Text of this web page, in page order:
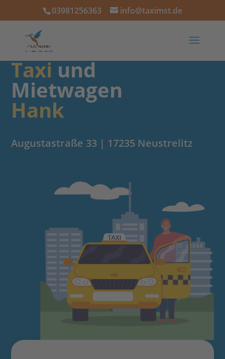
03981256363 info@taximst.de
Taxiund
Mietwagen
Hank
Augustastraße 33 | 17235 Neustrelitz